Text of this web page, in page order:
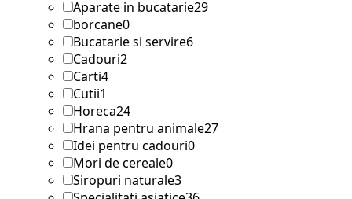
Aparate in bucatarie29
borcane0
Bucatarie si servire6
Cadouri2
Carti4
Cutii1
Horeca24
Hrana pentru animale27
Idei pentru cadouri0
Mori de cereale0
Siropuri naturale3